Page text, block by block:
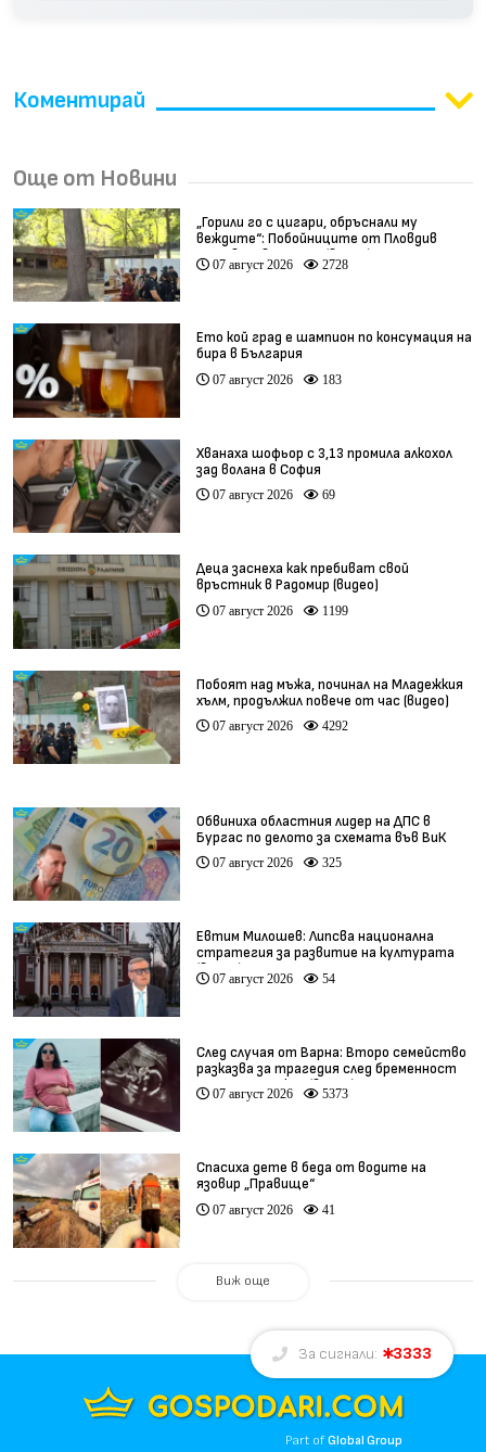
Коментирай
Още от Новини
„Горили го с цигари, обръснали му
веждите“: Побойниците от Пловдив
остават в ареста (видео)
07 август 2026 2728
Ето кой град е шампион по консумация на
бира в България
07 август 2026 183
Хванаха шофьор с 3,13 промила алкохол
зад волана в София
07 август 2026 69
Деца заснеха как пребиват свой
връстник в Радомир (видео)
07 август 2026 1199
Побоят над мъжа, починал на Младежкия
хълм, продължил повече от час (видео)
07 август 2026 4292
Обвиниха областния лидер на ДПС в
Бургас по делото за схемата във ВиК
07 август 2026 325
Евтим Милошев: Липсва национална
стратегия за развитие на културата
(видео)
07 август 2026 54
След случая от Варна: Второ семейство
разказва за трагедия след бременност
при същия лекар (видео)
07 август 2026 5373
Спасиха дете в беда от водите на
язовир „Правище“
07 август 2026 41
Виж още
За сигнали: 3333
Part ofGlobal Group